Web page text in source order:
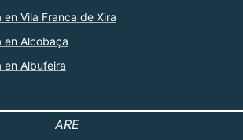
Vila Franca de Xira
en Alcobaça
en Albufeira
ARE